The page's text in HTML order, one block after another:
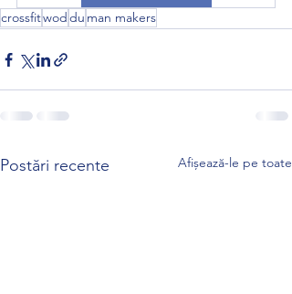
crossfitwoddu man makers
Postări recente Afișează-le pe toate